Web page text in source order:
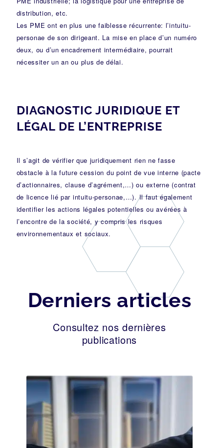
distribution, etc.
Les PME ont en plus une faiblesse récurrente: l’intuitu-
personae de son dirigeant. La mise en place d’un numéro
deux, ou d’un encadrement intermédiaire, pourrait
nécessiter un an ou plus de délai.
DIAGNOSTIC JURIDIQUE ET
LÉGAL DE L’ENTREPRISE
Il s’agit de vérifier que juridiquement rien ne fasse
obstacle à la future cession du point de vue interne (pacte
d’actionnaires, clause d’agrément,…) ou externe (contrat
de licence lié par intuitu-personae,…). Il faut également
identifier les actions légales potentielles ou avérées à
l’encontre de la société, y compris les risques
environnementaux et sociaux.
Derniers articles
Consultez nos dernières
publications